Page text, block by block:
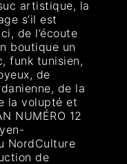
artistique, la
s’il est
de l’écoute
boutique un
funk tunisien,
de
de la
la volupté et
NUMÉRO 12
NordCulture
de